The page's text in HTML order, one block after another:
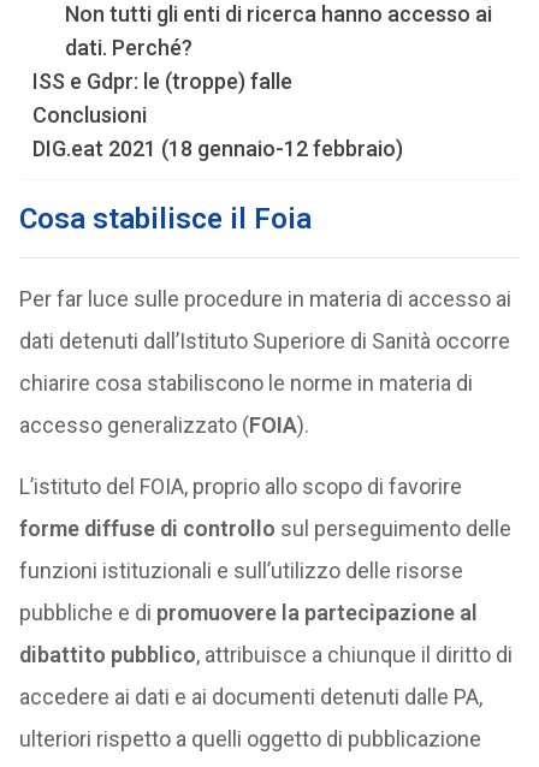
Non tutti gli enti di ricerca hanno accesso ai
dati. Perché?
ISS e Gdpr: le (troppe) falle
Conclusioni
DIG.eat 2021 (18 gennaio-12 febbraio)
Cosa stabilisce il Foia
Per far luce sulle procedure in materia di accesso ai
dati detenuti dall’Istituto Superiore di Sanità occorre
chiarire cosa stabiliscono le norme in materia di
accesso generalizzato (FOIA).
L’istituto del FOIA, proprio allo scopo di favorire
forme diffuse di controllo sul perseguimento delle
funzioni istituzionali e sull’utilizzo delle risorse
pubbliche e di promuovere la partecipazione al
dibattito pubblico, attribuisce a chiunque il diritto di
accedere ai dati e ai documenti detenuti dalle PA,
ulteriori rispetto a quelli oggetto di pubblicazione